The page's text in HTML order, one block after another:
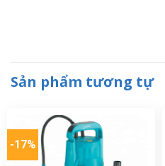
Sản phẩm tương tự
-17%